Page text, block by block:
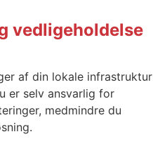
vedligeholdelse
af din lokale infrastruktur
er selv ansvarlig for
medmindre du